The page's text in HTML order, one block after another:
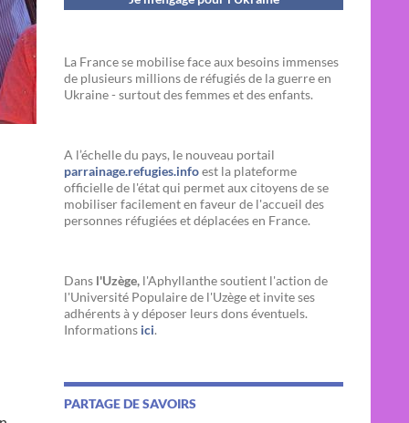
La France se mobilise face aux besoins immenses
de plusieurs millions de réfugiés de la guerre en
Ukraine - surtout des femmes et des enfants.
A l’échelle du pays, le nouveau portail
parrainage.refugies.infoest la plateforme
officielle de l'état qui permet aux citoyens de se
mobiliser facilement en faveur de l'accueil des
personnes réfugiées et déplacées en France.
Dans l'Uzège, l'Aphyllanthe soutient l'action de
l'Université Populaire de l'Uzège et invite ses
adhérents à y déposer leurs dons éventuels.
Informations ici.
PARTAGE DE SAVOIRS